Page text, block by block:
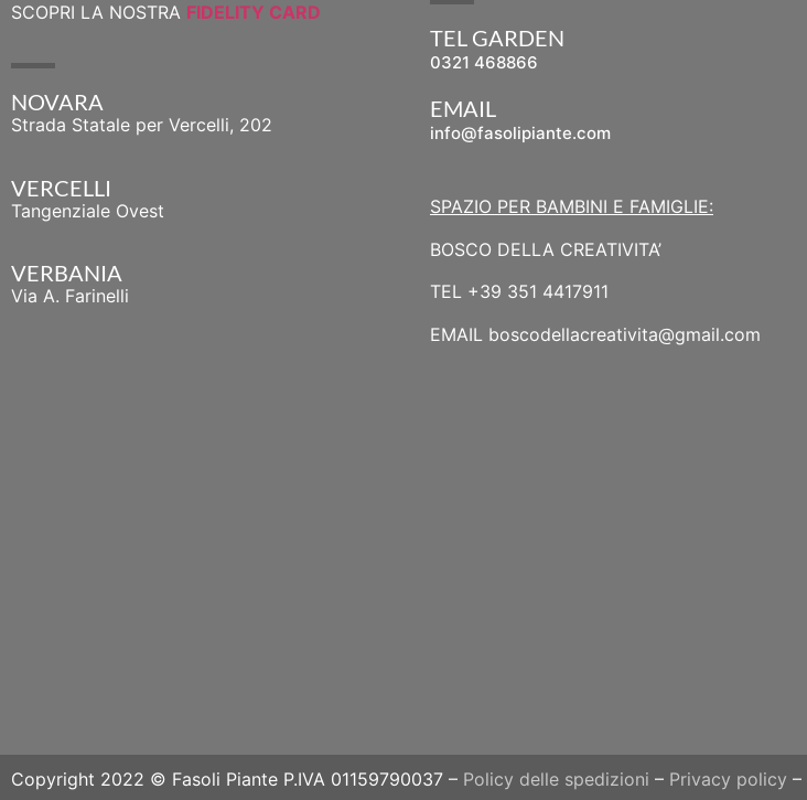
SCOPRI LA NOSTRA FIDELITY CARD
NOVARA
Strada Statale per Vercelli, 202
VERCELLI
Tangenziale Ovest
VERBANIA
Via A. Farinelli
TEL GARDEN
0321 468866
EMAIL
info@fasolipiante.com
SPAZIO PER BAMBINI E FAMIGLIE:
BOSCO DELLA CREATIVITA’
TEL +39 351 4417911
EMAIL boscodellacreativita@gmail.com
Copyright 2022 © Fasoli Piante P.IVA 01159790037 – Policy delle spedizioni – Privacy policy –